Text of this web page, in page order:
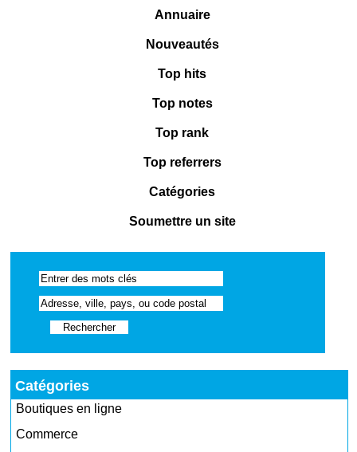
Annuaire
Nouveautés
Top hits
Top notes
Top rank
Top referrers
Catégories
Soumettre un site
Catégories
Boutiques en ligne
Commerce